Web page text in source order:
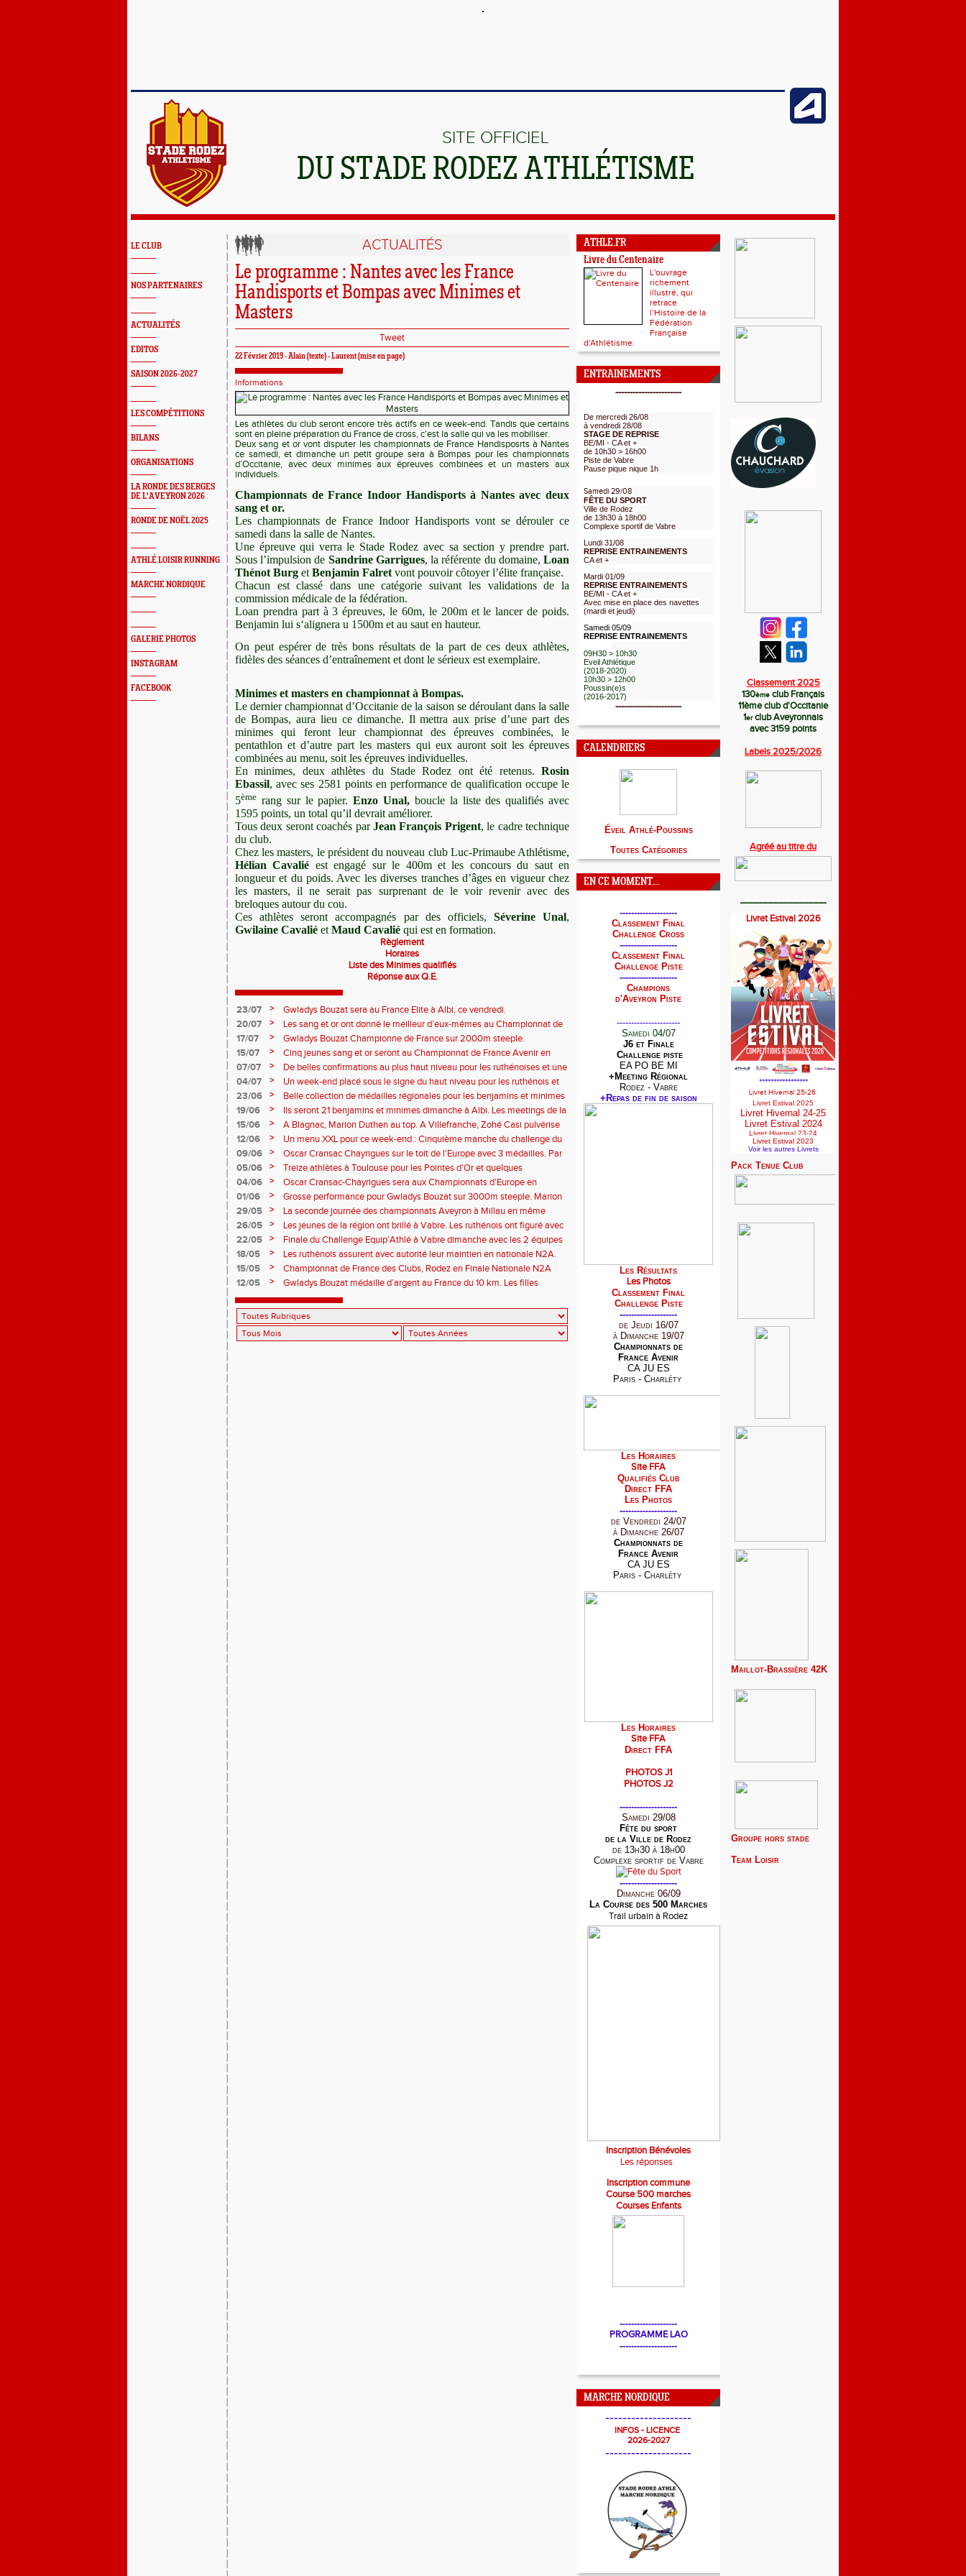
SITE OFFICIEL
DU STADE RODEZ ATHLÉTISME
LE CLUB
NOS PARTENAIRES
ACTUALITÉS
EDITOS
SAISON 2026-2027
LES COMPÉTITIONS
BILANS
ORGANISATIONS
LA RONDE DES BERGES
DE L'AVEYRON 2026
RONDE DE NOËL 2025
ATHLÉ LOISIR RUNNING
MARCHE NORDIQUE
GALERIE PHOTOS
INSTAGRAM
FACEBOOK
ACTUALITÉS
Le programme : Nantes avec les France
Handisports et Bompas avec Minimes et
Masters
Tweet
22 Février 2019 - Alain (texte) - Laurent (mise en page)
Informations
Les athlètes du club seront encore très actifs en ce week-end. Tandis que certains
sont en pleine préparation du France de cross, c’est la salle qui va les mobiliser.
Deux sang et or vont disputer les championnats de France Handisposrts à Nantes
ce samedi, et dimanche un petit groupe sera à Bompas pour les championnats
d’Occitanie, avec deux minimes aux épreuves combinées et un masters aux
individuels.
Championnats de France Indoor Handisports à Nantes avec deux
sang et or.
Les championnats de France Indoor Handisports vont se dérouler ce
samedi dans la salle de Nantes.
Une épreuve qui verra le Stade Rodez avec sa section y prendre part.
Sous l’impulsion de Sandrine Garrigues, la référente du domaine,Loan
Thénot Burg et Benjamin Falret vont pouvoir côtoyer l’élite française.
Chacun est classé dans une catégorie suivant les validations de la
commission médicale de la fédération.
Loan prendra part à 3 épreuves, le 60m, le 200m et le lancer de poids.
Benjamin lui s‘alignera u 1500m et au saut en hauteur.
On peut espérer de très bons résultats de la part de ces deux athlètes,
fidèles des séances d’entraînement et dont le sérieux est exemplaire.
Minimes et masters en championnat à Bompas.
Le dernier championnat d’Occitanie de la saison se déroulant dans la salle
de Bompas, aura lieu ce dimanche. Il mettra aux prise d’une part des
minimes qui feront leur championnat des épreuves combinées, le
pentathlon et d’autre part les masters qui eux auront soit les épreuves
combinées au menu, soit les épreuves individuelles.
En minimes, deux athlètes du Stade Rodez ont été retenus. Rosin
Ebassil, avec ses 2581 points en performance de qualification occupe le
5ème rang sur le papier.Enzo Unal, boucle la liste des qualifiés avec
1595 points, un total qu’il devrait améliorer.
Tous deux seront coachés parJean François Prigent, le cadre technique
du club.
Chez les masters, le président du nouveau club Luc-Primaube Athlétisme,
Hélian Cavalié est engagé sur le 400m et les concours du saut en
longueur et du poids. Avec les diverses tranches d’âges en vigueur chez
les masters, il ne serait pas surprenant de le voir revenir avec des
breloques autour du cou.
Ces athlètes seront accompagnés par des officiels, Séverine Unal,
Gwilaine Cavalié et Maud Cavalié qui est en formation.
Règlement
Horaires
Liste des Minimes qualifiés
Réponse aux Q.E.
23/07 >
Gwladys Bouzat sera au France Elite à Albi, ce vendredi.
20/07
>
Les sang et or ont donné le meilleur d’eux-mêmes au Championnat de
France Avenir U18 / U20 / U23.
17/07 >
Gwladys Bouzat Championne de France sur 2000m steeple.
15/07
>
Cinq jeunes sang et or seront au Championnat de France Avenir en
cette fin de semaine à Paris Charléty.
07/07 >
De belles confirmations au plus haut niveau pour les ruthénoises et une
belle finale du challenge avec Nivine Ali Abdallah Djaha qui survole le
meeting.
04/07 >
Un week-end placé sous le signe du haut niveau pour les ruthénois et
la Finale du Challenge et Meeting couplés à Vabre ce samedi.
23/06 >
Belle collection de médailles régionales pour les benjamins et minimes
à Albi, Zohé Casi toujours au top. Les ruthénois enchainent les perfs de
très bon niveau en meeting.
19/06 >
Ils seront 21 benjamins et minimes dimanche à Albi. Les meetings de la
région et plus loin verront nos sang et or en activité.
15/06 >
A Blagnac, Marion Duthen au top. A Villefranche, Zohé Casi pulvérise
le record du disque. Les sang et or ont étalé leur savoir faire tout au
long de l’Ekiden y compris dans l'après course.
12/06 >
Un menu XXL pour ce week-end : Cinquième manche du challenge du
CD Aveyron à Villefranche ce samedi. Championnats d’Occitanie des
épreuves combinées à Blagnac. Et bien sur l’Ekiden de Rodez.
09/06 >
Oscar Cransac Chayrigues sur le toit de l'Europe avec 3 médailles. Par
ailleurs, d'excellents résultats ont été obtenus par les sang et or tout au
long de ce week-end.
05/06 >
Treize athlètes à Toulouse pour les Pointes d'Or et quelques
individualités en piste à Montpellier pour le meeting.
04/06 >
Oscar Cransac-Chayrigues sera aux Championnats d’Europe en
Slovénie.
01/06 >
Grosse performance pour Gwladys Bouzat sur 3000m steeple. Marion
Duthen se rassure. La seconde journée du départemental a permis aux
sang et or de se mettre en avant.
29/05 >
La seconde journée des championnats Aveyron à Millau en même
temps que le meeting régional en ce samedi. Des sang et or seront en
piste à Toulouse et à Montpellier.
26/05 >
Les jeunes de la région ont brillé à Vabre. Les ruthénois ont figuré avec
brio et gagné quelques places au bilan régional.
22/05 >
Finale du Challenge Equip’Athlé à Vabre dimanche avec les 2 équipes
de Rodez.
18/05 >
Les ruthénois assurent avec autorité leur maintien en nationale N2A.
15/05
>
Championnat de France des Clubs, Rodez en Finale Nationale N2A
dimanche à Perpignan.
12/05 >
Gwladys Bouzat médaille d’argent au France du 10 km. Les filles
l’essentiel à Millau. Record de l’Aveyron pour Manon Deleris sur 120m.
ATHLE.FR
Livre du Centenaire
L'ouvrage
richement
illustré, qui
retrace
l’Histoire de la
Fédération
Française
d'Athlétisme.
ENTRAINEMENTS
-----------------------
De mercredi 26/08
à vendredi 28/08
STAGE DE REPRISE
BE/MI - CA et +
de 10h30 > 16h00
Piste de Vabre
Pause pique nique 1h
Samedi 29/08
FÊTE DU SPORT
Ville de Rodez
de 13h30 à 18h00
Complexe sportif de Vabre
Lundi 31/08
REPRISE ENTRAINEMENTS
CA et +
Mardi 01/09
REPRISE ENTRAINEMENTS
BE/MI - CA et +
Avec mise en place des navettes
(mardi et jeudi)
Samedi 05/09
REPRISE ENTRAINEMENTS
09H30 > 10h30
Eveil Athlétique
(2018-2020)
10h30 > 12h00
Poussin(e)s
(2016-2017)
-----------------------
CALENDRIERS
Éveil Athlé-Poussins
Toutes Catégories
EN CE MOMENT...
--------------------
Classement Final
Challenge Cross
--------------------
Classement Final
Challenge Piste
--------------------
Champions
d'Aveyron Piste
----------------------
Samedi 04/07
J6 et Finale
Challenge piste
EA PO BE MI
+Meeting Régional
Rodez - Vabre
+Repas de fin de saison
Les Résultats
Les Photos
Classement Final
Challenge Piste
--------------------
de Jeudi 16/07
à Dimanche 19/07
Championnats de
France Avenir
CA JU ES
Paris - Charléty
Les Horaires
Site FFA
Qualifiés Club
Direct FFA
Les Photos
--------------------
de Vendredi 24/07
à Dimanche 26/07
Championnats de
France Avenir
CA JU ES
Paris - Charléty
Les Horaires
Site FFA
Direct FFA
PHOTOS J1
PHOTOS J2
--------------------
Samedi 29/08
Fête du sport
de la Ville de Rodez
de 13h30 à 18h00
Complexe sportif de Vabre
--------------------
Dimanche 06/09
La Course des 500 Marches
Trail urbain à Rodez
Inscription Bénévoles
Les réponses
Inscription commune
Course 500 marches
Courses Enfants
--------------------
PROGRAMME LAO
--------------------
MARCHE NORDIQUE
--------------------
INFOS - LICENCE
2026-2027
--------------------
Classement 2025
130ème club Français
11èmeclub d'Occitanie
1erclub Aveyronnais
avec 3159 points
Labels 2025/2026
Agréé au titre du
_________________
Livret Estival 2026
*****************
Livret Hivernal 25-26
Livret Estival 2025
Livret Hivernal 24-25
Livret Estival 2024
Livret Hivernal 23-24
Livret Estival 2023
Voir les autres Livrets
Pack Tenue Club
Maillot-Brassière 42K
Groupe hors stade
Team Loisir